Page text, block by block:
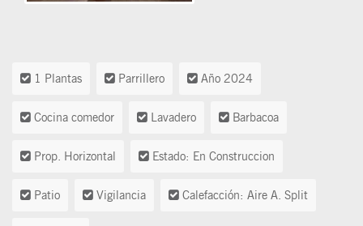
1 Plantas Parrillero Año 2024
Cocina comedor Lavadero Barbacoa
Prop. Horizontal Estado: En Construccion
Patio Vigilancia Calefacción: Aire A. Split